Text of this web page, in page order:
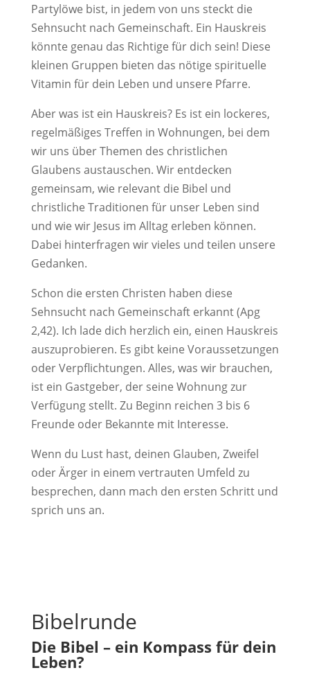
Partylöwe bist, in jedem von uns steckt die
Sehnsucht nach Gemeinschaft. Ein Hauskreis
könnte genau das Richtige für dich sein! Diese
kleinen Gruppen bieten das nötige spirituelle
Vitamin für dein Leben und unsere Pfarre.
Aber was ist ein Hauskreis? Es ist ein lockeres,
regelmäßiges Treffen in Wohnungen, bei dem
wir uns über Themen des christlichen
Glaubens austauschen. Wir entdecken
gemeinsam, wie relevant die Bibel und
christliche Traditionen für unser Leben sind
und wie wir Jesus im Alltag erleben können.
Dabei hinterfragen wir vieles und teilen unsere
Gedanken.
Schon die ersten Christen haben diese
Sehnsucht nach Gemeinschaft erkannt (Apg
2,42). Ich lade dich herzlich ein, einen Hauskreis
auszuprobieren. Es gibt keine Voraussetzungen
oder Verpflichtungen. Alles, was wir brauchen,
ist ein Gastgeber, der seine Wohnung zur
Verfügung stellt. Zu Beginn reichen 3 bis 6
Freunde oder Bekannte mit Interesse.
Wenn du Lust hast, deinen Glauben, Zweifel
oder Ärger in einem vertrauten Umfeld zu
besprechen, dann mach den ersten Schritt und
sprich uns an.
Bibelrunde
Die Bibel – ein Kompass für dein
Leben?